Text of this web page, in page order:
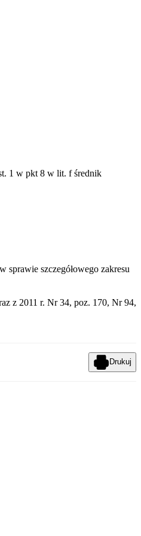
1 w pkt 8 w lit. f średnik
sprawie szczegółowego zakresu
z 2011 r. Nr 34, poz. 170, Nr 94,
Drukuj